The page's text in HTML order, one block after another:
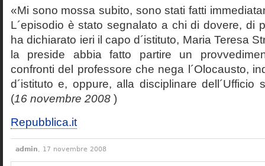
«Mi sono mossa subito, sono stati fatti
L´episodio è stato segnalato a chi di dovere, di
ha dichiarato ieri il capo d´istituto, Maria Teresa
la preside abbia fatto partire un
confronti del professore che nega l´Olocausto,
d´istituto e, oppure, alla disciplinare dell´Ufficio
(16 novembre 2008 )
Repubblica.it
admin, 17 novembre 2008